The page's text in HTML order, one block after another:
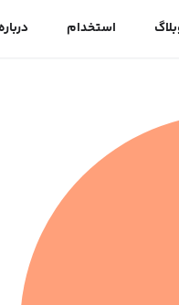
استخدام